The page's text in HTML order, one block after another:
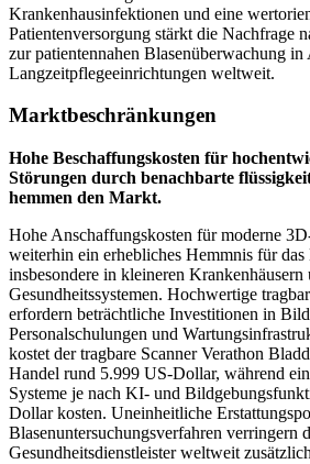
Krankenhausinfektionen und eine
Patientenversorgung stärkt die Nachfrage
zur patientennahen Blasenüberwachung
Langzeitpflegeeinrichtungen weltweit.
Marktbeschränkungen
Hohe Beschaffungskosten für
Störungen durch benachbarte
hemmen den Markt.
Hohe Anschaffungskosten für moderne
weiterhin ein erhebliches Hemmnis für
insbesondere in kleineren Krankenhäusern
Gesundheitssystemen. Hochwertige
erfordern beträchtliche Investitionen in
Personalschulungen und
kostet der tragbare Scanner Verathon
Handel rund 5.999 US-Dollar, während
Systeme je nach KI- und
Dollar kosten. Uneinheitliche
Blasenuntersuchungsverfahren verringern
Gesundheitsdienstleister weltweit